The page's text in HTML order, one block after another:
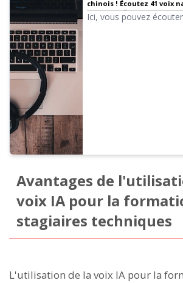
chinois ! Écoutez 41 voix
hommes, filles)
Ici, vous pouvez
Avantages de
voix IA pour la
stagiaires techniques
L'utilisation de la voix IA pour la